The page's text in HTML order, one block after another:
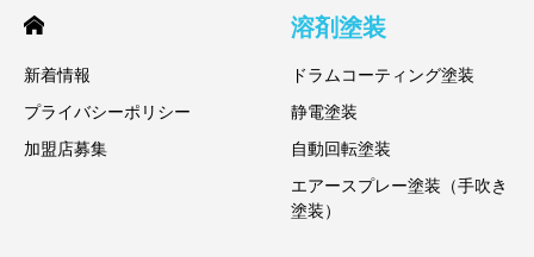
新着情報
プライバシーポリシー
加盟店募集
溶剤塗装
ドラムコーティング塗装
静電塗装
自動回転塗装
エアースプレー塗装（手吹き
塗装）